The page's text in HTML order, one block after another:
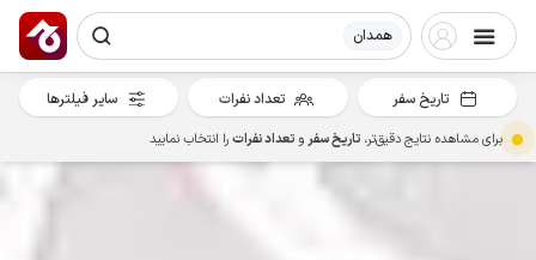
همدان
تاریخ سفر تعداد نفرات سایر فیلترها
برای مشاهده نتایج دقیق‌تر، تاریخ سفرو تعداد نفراترا انتخاب نمایید